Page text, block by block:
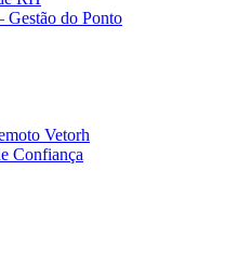
Gestão do Ponto
Vetorh
Confiança